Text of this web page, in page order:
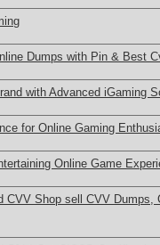
Dumps with Pin & Best
with Advanced iGaming
for Online Gaming
Online Game
CVV Shop sell CVV Dumps,